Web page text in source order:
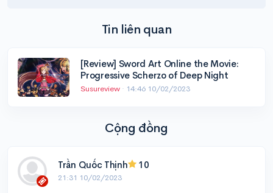
Tin liên quan
[Review] Sword Art Online the Movie:
Progressive Scherzo of Deep Night
Susureview · 14:46 10/02/2023
Cộng đồng
Trần Quốc Thịnh 10
21:31 10/02/2023